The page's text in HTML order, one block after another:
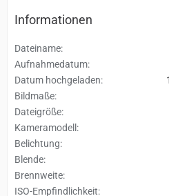
Informationen
Dateiname
Aufnahmedatum
Datum hochgeladen
Bildmaße
Dateigröße
Kameramodell
Belichtung
Blende
Brennweite
ISO-Empfindlichkeit